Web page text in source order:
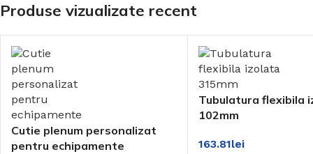
Produse vizualizate recent
Cutie plenum personalizat
pentru echipamente
Tubulatura flexibila
102mm
163.81lei